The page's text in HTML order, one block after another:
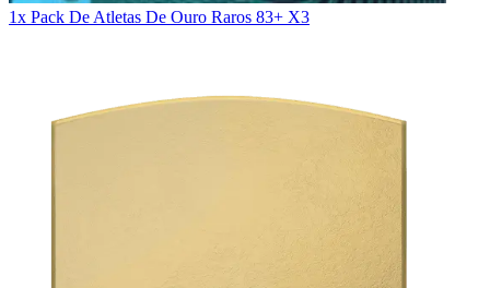
1x Pack De Atletas De Ouro Raros 83+ X3